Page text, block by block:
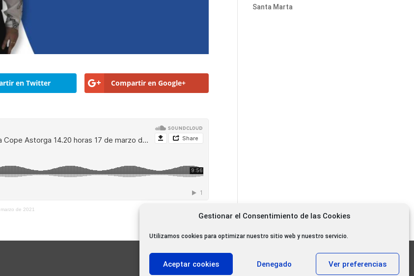
Gestionar el Consentimiento de las Cookies
Utilizamos cookies para optimizar nuestro sitio web y nuestro servicio.
Aceptar cookies Denegado Ver preferencias
en Twitter Compartir en Google+
de 2021
Santa Marta
11.000 oyentes diarios
11.000 Gracias